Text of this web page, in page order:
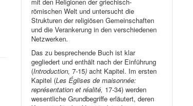
römischen Welt und untersucht die
Strukturen der religiösen Gemeinschaften
und die Verankerung in den verschiedenen
Netzwerken.
Das zu besprechende Buch ist klar
gegliedert und enthält nach der Einführung
(Introduction,7-15)acht Kapitel. Im ersten
Kapitel (Les Églises de maisonnée:
représentation et réalité, 17-34) werden
wesentliche Grundbegriffe erläutert, deren